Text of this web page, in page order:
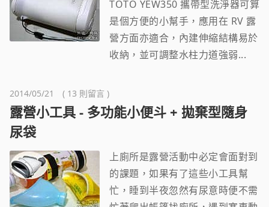
TOTO YEW350 攜帶型洗淨器可算
是個方便的小幫手，應用在 RV 露
營方面亦適合，內建伸縮結構易於
收納，並可調整水柱力道強弱...
2014/05/21 ( 13 則留言 )
露營小工具 - 多功能小便斗 + 拋棄型隨身
尿袋
上廁所是露營活動中必定會面對到
的課題，如果有了這些小工具幫
忙，睡到半夜忽然有尿意時便不需